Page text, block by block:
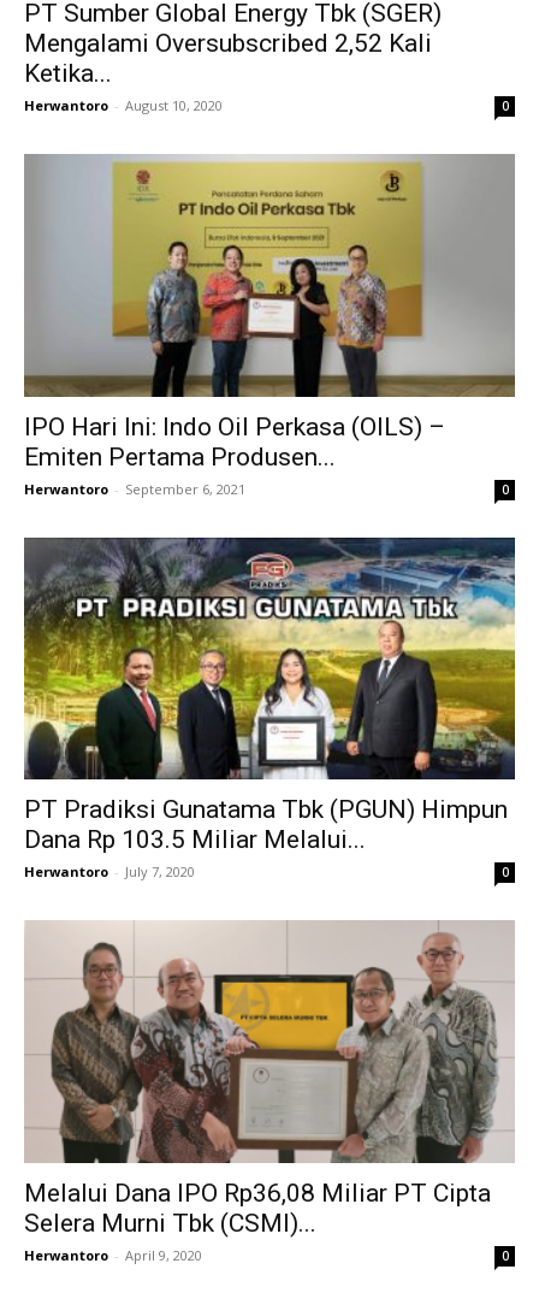
PT Sumber Global Energy Tbk (SGER)
Mengalami Oversubscribed 2,52 Kali
Ketika...
Herwantoro - August 10, 2020 0
IPO Hari Ini: Indo Oil Perkasa (OILS) –
Emiten Pertama Produsen...
Herwantoro - September 6, 2021 0
PT Pradiksi Gunatama Tbk (PGUN) Himpun
Dana Rp 103.5 Miliar Melalui...
Herwantoro - July 7, 2020 0
Melalui Dana IPO Rp36,08 Miliar PT Cipta
Selera Murni Tbk (CSMI)...
Herwantoro - April 9, 2020 0